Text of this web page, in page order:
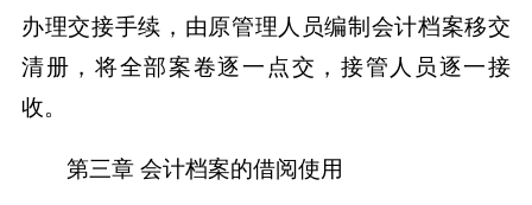
办理交接手续，由原管理人员编制会计档案移交
清册，将全部案卷逐一点交，接管人员逐一接
收。
第三章 会计档案的借阅使用